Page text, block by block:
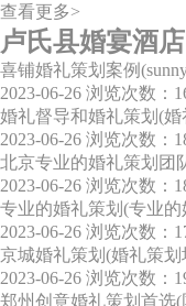
查看更多>
卢氏县婚宴酒店
喜铺婚礼策划案例
2023-06-26 浏览次数：
婚礼督导和婚礼策划(
2023-06-26 浏览次数：
北京专业的婚礼策划团
2023-06-26 浏览次数：
专业的婚礼策划(专业
2023-06-26 浏览次数：
京城婚礼策划(婚礼策
2023-06-26 浏览次数：
郑州创意婚礼策划首选